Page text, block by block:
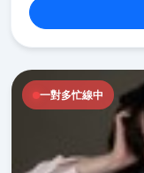
一對多忙線中